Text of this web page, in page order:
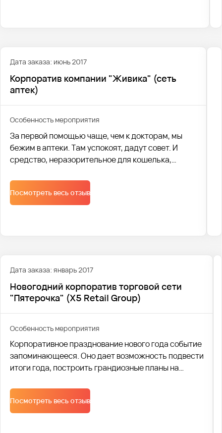
Дата заказа: июнь 2017
Корпоратив компании "Живика" (сеть
аптек)
Особенность мероприятия
За первой помощью чаще, чем к докторам, мы
бежим в аптеки. Там успокоят, дадут совет. И
средство, неразорительное для кошелька,
крупнейшая региональная аптечная сеть
«Живика». А это, согласитесь, срок!
Посмотреть весь отзыв
Дата заказа: январь 2017
Новогодний корпоратив торговой сети
"Пятерочка" (X5 Retail Group)
Особенность мероприятия
Корпоративное празднование нового года событие
запоминающееся. Оно дает возможность подвести
итоги года, построить грандиозные планы на
Поэтому профессиональная транспортная
логистика, один из основных элементов удачного
праздника. Компания Автобус1 помогла
Посмотреть весь отзыв